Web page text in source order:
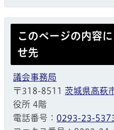
このページの内容
せ先
議会事務局
〒318-8511 茨城県高萩
役所 4階
電話番号： 0293-23-